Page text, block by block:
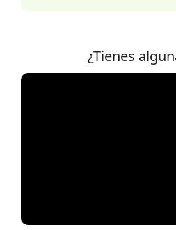
¿Tienes